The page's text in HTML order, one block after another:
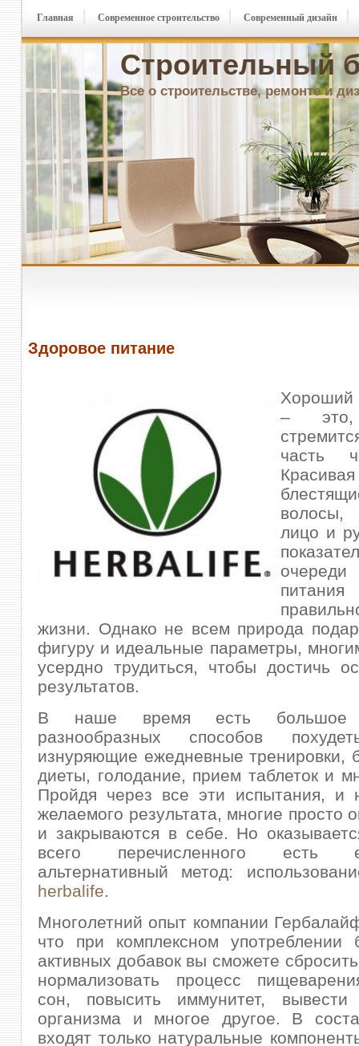
Строительный
Все о строительстве, ремонте и
Главная Современное строительство Современный дизайн
Здоровое питание
Хороший
–
часть
лицо и
жизни. Однако не всем природа
фигуру и идеальные параметры,
усердно трудиться, чтобы достичь
результатов.
В наше время есть большое
разнообразных способов
изнуряющие ежедневные тренировки,
диеты, голодание, прием таблеток и
Пройдя через все эти испытания, и
желаемого результата, многие просто
и закрываются в себе. Но
всего перечисленного
альтернативный метод:
herbalife.
Многолетний опыт компании
что при комплексном употреблении
активных добавок вы сможете
нормализовать процесс
сон, повысить иммунитет,
организма и многое другое. В
входят только натуральные